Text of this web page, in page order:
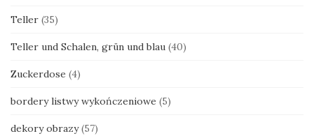
Teller (35)
Teller und Schalen, grün und blau (40)
Zuckerdose (4)
bordery listwy wykończeniowe (5)
dekory obrazy (57)